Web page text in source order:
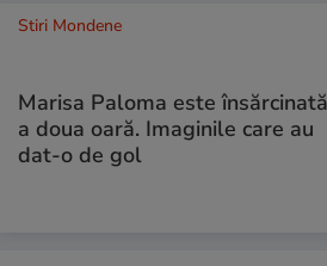
Stiri Mondene
Marisa Paloma este însărcinată
a doua oară. Imaginile care au
dat-o de gol